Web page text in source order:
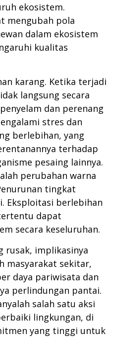
ekosistem.
mengubah pola
dalam ekosistem
kualitas
karang. Ketika terjadi
langsung secara
dan perenang
stres dan
berlebihan, yang
terhadap
pesaing lainnya.
perubahan warna
tingkat
Eksploitasi berlebihan
dapat
secara keseluruhan.
rusak, implikasinya
masyarakat sekitar,
daya pariwisata dan
perlindungan pantai.
salah satu aksi
lingkungan, di
yang tinggi untuk